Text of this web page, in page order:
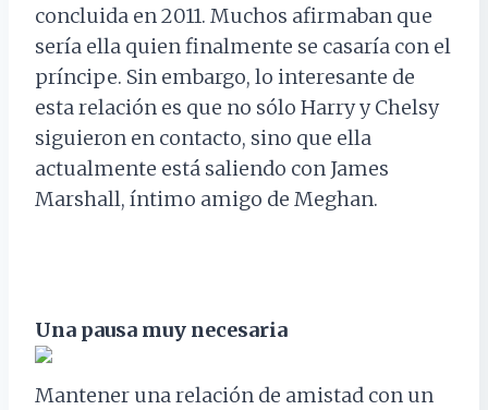
concluida en 2011. Muchos afirmaban que
sería ella quien finalmente se casaría con el
príncipe. Sin embargo, lo interesante de
esta relación es que no sólo Harry y Chelsy
siguieron en contacto, sino que ella
actualmente está saliendo con James
Marshall, íntimo amigo de Meghan.
Una pausa muy necesaria
Mantener una relación de amistad con un